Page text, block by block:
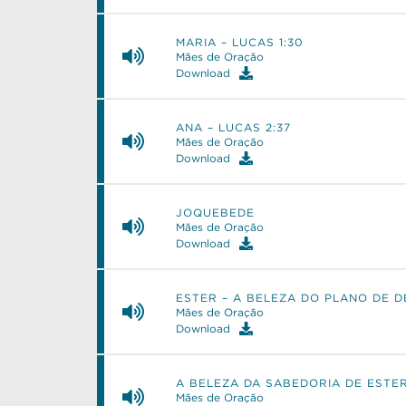
MARIA – LUCAS 1:30
Mães de Oração
Download
ANA – LUCAS 2:37
Mães de Oração
Download
JOQUEBEDE
Mães de Oração
Download
ESTER – A BELEZA DO PLANO DE
Mães de Oração
Download
A BELEZA DA SABEDORIA DE ESTER
Mães de Oração